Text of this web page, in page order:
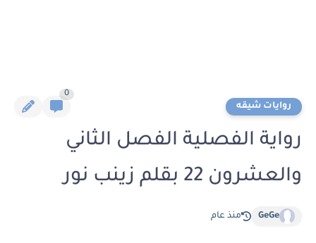
روايات شيقه
0
رواية الفصلية الفصل الثاني
والعشرون 22 بقلم زينب نور
GeGe منذ عام